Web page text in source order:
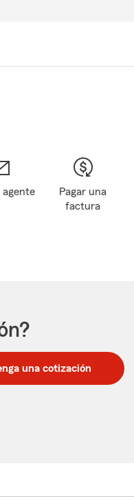
agente
Pagar una
factura
una cotización